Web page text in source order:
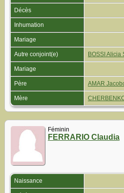
Décès
Inhumation
Mariage
Autre conjoint(e) BOSSI Alicia
Mariage
Père AMAR
Mère
Féminin
FERRARIO Claudia
Naissance